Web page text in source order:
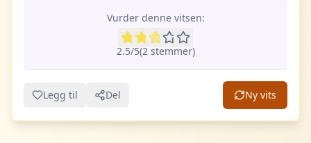
Vurder denne vitsen:
2.5/5(2stemmer)
Legg til Del Ny vits